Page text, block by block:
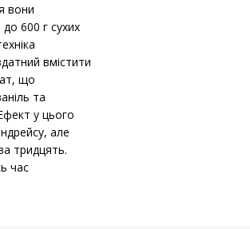
вони
600 г сухих
вмістити
що
та
у цього
але
тридцять.
час